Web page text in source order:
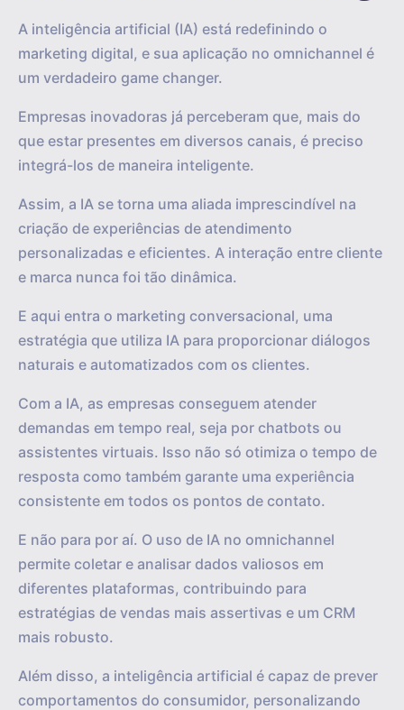
A inteligência artificial (IA) está redefinindo o
marketing digital, e sua aplicação no omnichannel é
um verdadeiro game changer.
Empresas inovadoras já perceberam que, mais do
que estar presentes em diversos canais, é preciso
integrá-los de maneira inteligente.
Assim, a IA se torna uma aliada imprescindível na
criação de experiências de atendimento
personalizadas e eficientes. A interação entre cliente
e marca nunca foi tão dinâmica.
E aqui entra o marketing conversacional, uma
estratégia que utiliza IA para proporcionar diálogos
naturais e automatizados com os clientes.
Com a IA, as empresas conseguem atender
demandas em tempo real, seja por chatbots ou
assistentes virtuais. Isso não só otimiza o tempo de
resposta como também garante uma experiência
consistente em todos os pontos de contato.
E não para por aí. O uso de IA no omnichannel
permite coletar e analisar dados valiosos em
diferentes plataformas, contribuindo para
estratégias de vendas mais assertivas e um CRM
mais robusto.
Além disso, a inteligência artificial é capaz de prever
comportamentos do consumidor, personalizando